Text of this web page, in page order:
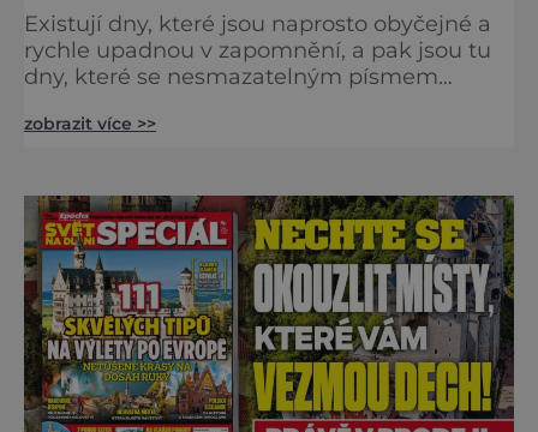
Existují dny, které jsou naprosto obyčejné a
rychle upadnou v zapomnění, a pak jsou tu
dny, které se nesmazatelným písmem
dojde k významnému objevu nebo děsivé
krážem. Je 10. dubna roku 49 př. n. l. a na
břehu říčky Rubikon pronáší Gaius Julius
Caesar svou slavnou vě
zobrazit více >>